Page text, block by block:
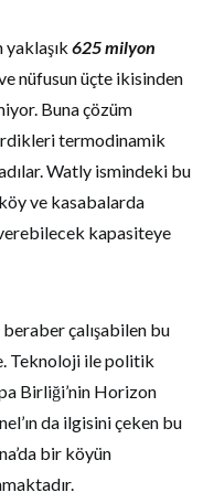
yaklaşık 625 milyon
nüfusun üçte ikisinden
Buna çözüm
termodinamik
Watly ismindeki bu
ve kasabalarda
kapasiteye
beraber çalışabilen bu
Teknoloji ile politik
Birliği’nin Horizon
da ilgisini çeken bu
bir köyün